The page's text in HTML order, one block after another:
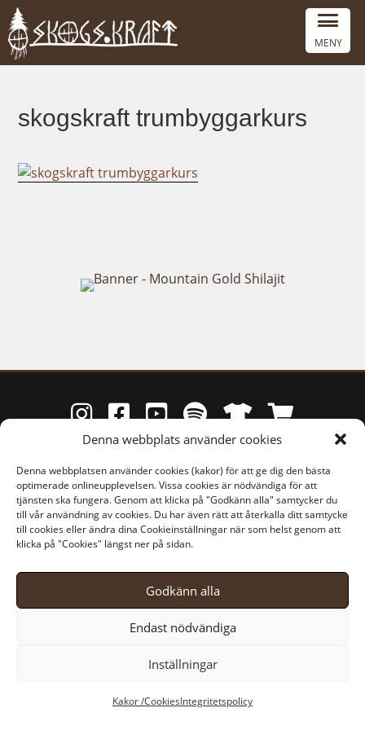
Denna webbplats använder cookies
Denna webbplatsen använder cookies (kakor) för att ge dig den bästa
optimerade onlineupplevelsen. Vissa cookies är nödvändiga för att
tjänsten ska fungera. Genom att klicka på "Godkänn alla" samtycker du
till vår användning av cookies. Du har även rätt att återkalla ditt samtycke
till cookies eller ändra dina Cookieinställningar när som helst genom att
klicka på "Cookies" längst ner på sidan.
Godkänn alla
Endast nödvändiga
Inställningar
Kakor /CookiesIntegritetspolicy
MENY
skogskraft trumbyggarkurs
©HS Consulting, SkogsKraft↟ E-post: kontakt@skogskraft.nu
Integritetspolicy↟Cookies↟ Webbdesign: HS Webb- & Reklambyrå